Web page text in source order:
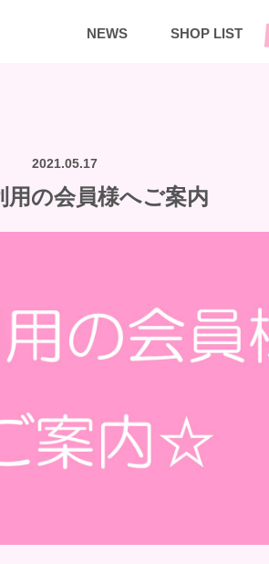
NEWS SHOP LIST
2021.05.17
用の会員様へご案内